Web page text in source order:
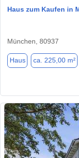
Haus zum Kaufen in
München, 80937
Haus ca. 225,00 m²